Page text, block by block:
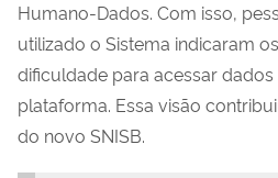
Humano-Dados. Com isso,
utilizado o Sistema indicaram
dificuldade para acessar
plataforma. Essa visão
do novo SNISB.